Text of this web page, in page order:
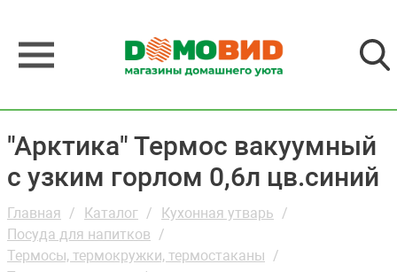
"Арктика" Термос вакуумный
с узким горлом 0,6л цв.синий
Главная Каталог
Кухонная утварь
Посуда для напитков
Термосы, термокружки, термостаканы